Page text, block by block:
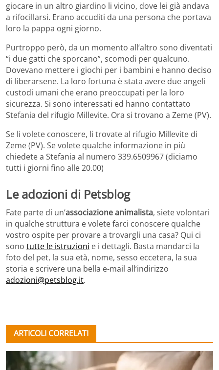
giocare in un altro giardino li vicino, dove lei già andava
a rifocillarsi. Erano accuditi da una persona che portava
loro la pappa ogni giorno.
Purtroppo però, da un momento all’altro sono diventati
“i due gatti che sporcano”, scomodi per qualcuno.
Dovevano mettere i giochi per i bambini e hanno deciso
di liberarsene. La loro fortuna è stata avere due angeli
custodi umani che erano preoccupati per la loro
sicurezza. Si sono interessati ed hanno contattato
Stefania del rifugio Millevite. Ora si trovano a Zeme (PV).
Se li volete conoscere, li trovate al rifugio Millevite di
Zeme (PV). Se volete qualche informazione in più
chiedete a Stefania al numero 339.6509967 (diciamo
tutti i giorni fino alle 20.00)
Le adozioni di Petsblog
Fate parte di un’associazione animalista, siete volontari
in qualche struttura e volete farci conoscere qualche
vostro ospite per provare a trovargli una casa? Qui ci
sono tutte le istruzioni e i dettagli. Basta mandarci la
foto del pet, la sua età, nome, sesso eccetera, la sua
storia e scrivere una bella e-mail all’indirizzo
adozioni@petsblog.it.
ARTICOLI CORRELATI